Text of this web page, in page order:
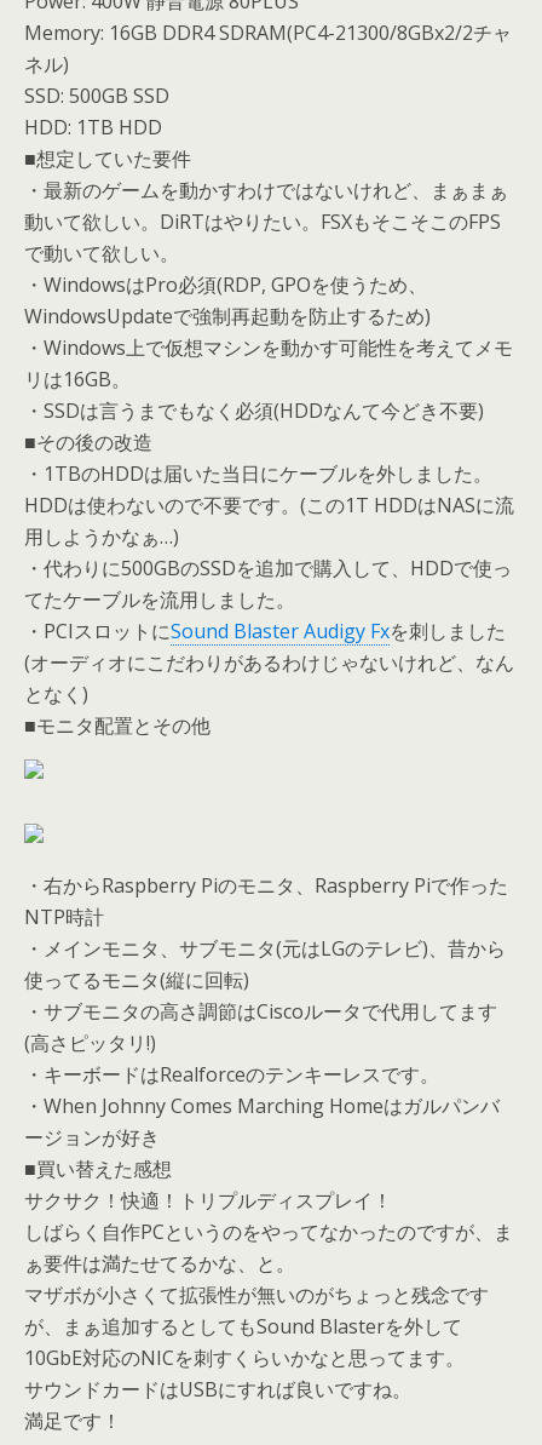
Memory: 16GB DDR4 SDRAM(PC4-21300/8GBx2/2チャ
ネル)
SSD: 500GB SSD
HDD: 1TB HDD
■想定していた要件
・最新のゲームを動かすわけではないけれど、まぁまぁ
動いて欲しい。DiRTはやりたい。FSXもそこそこのFPS
で動いて欲しい。
・WindowsはPro必須(RDP, GPOを使うため、
WindowsUpdateで強制再起動を防止するため)
・Windows上で仮想マシンを動かす可能性を考えてメモ
リは16GB。
・SSDは言うまでもなく必須(HDDなんて今どき不要)
■その後の改造
・1TBのHDDは届いた当日にケーブルを外しました。
HDDは使わないので不要です。(この1T HDDはNASに流
用しようかなぁ…)
・代わりに500GBのSSDを追加で購入して、HDDで使っ
てたケーブルを流用しました。
・PCIスロットにSound Blaster Audigy Fxを刺しました
(オーディオにこだわりがあるわけじゃないけれど、なん
となく)
■モニタ配置とその他
・右からRaspberry Piのモニタ、Raspberry Piで作った
NTP時計
・メインモニタ、サブモニタ(元はLGのテレビ)、昔から
使ってるモニタ(縦に回転)
・サブモニタの高さ調節はCiscoルータで代用してます
(高さピッタリ!)
・キーボードはRealforceのテンキーレスです。
・When Johnny Comes Marching Homeはガルパンバ
ージョンが好き
■買い替えた感想
サクサク！快適！トリプルディスプレイ！
しばらく自作PCというのをやってなかったのですが、ま
ぁ要件は満たせてるかな、と。
マザボが小さくて拡張性が無いのがちょっと残念です
が、まぁ追加するとしてもSound Blasterを外して
10GbE対応のNICを刺すくらいかなと思ってます。
サウンドカードはUSBにすれば良いですね。
満足です！